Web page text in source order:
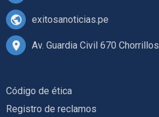
exitosanoticias.pe
Av. Guardia Civil 670 Chorrillos
Código de ética
Registro de reclamos